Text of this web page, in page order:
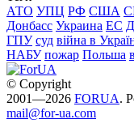
АТО УПЦ РФ США
Донбасс Украина ЕС
ГПУ суд війна в
НАБУ пожар Польша
© Copyright
2001—2026 FORUA.
mail@for-ua.com